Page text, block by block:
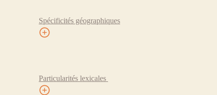
Spécificités géographiques
Particularités lexicales